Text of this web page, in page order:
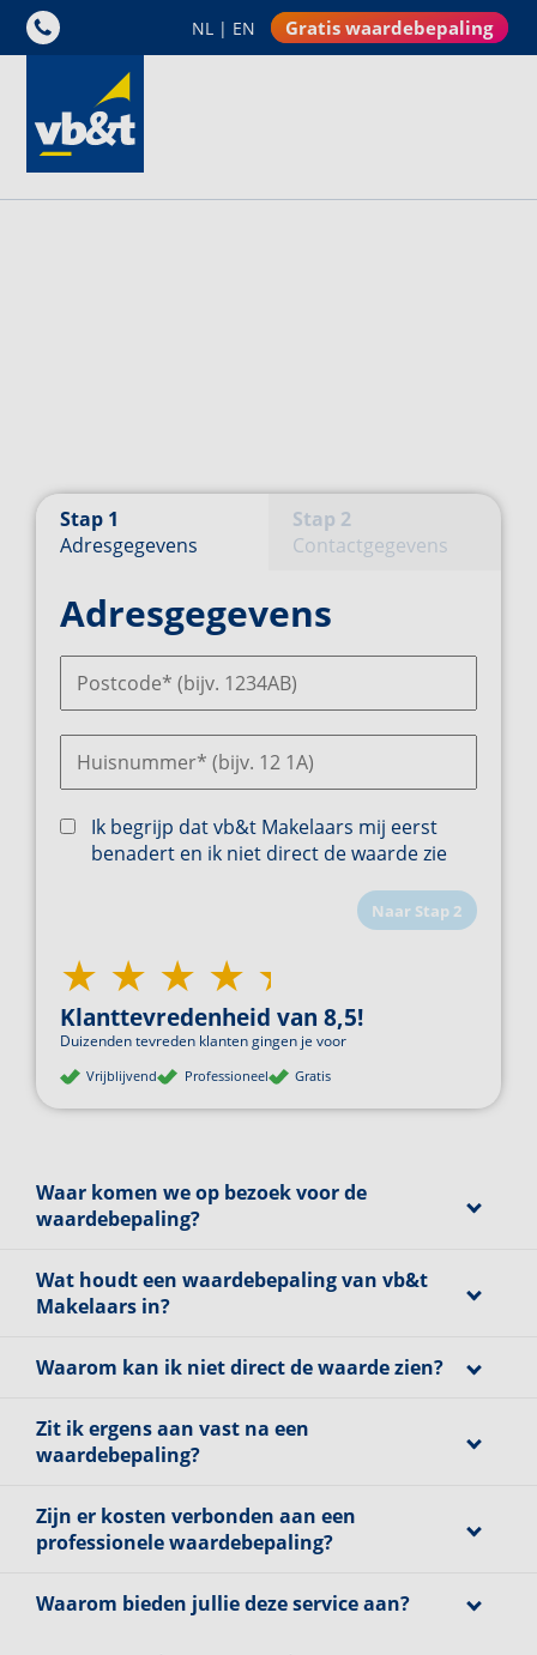
NL | EN Gratis waardebepaling
Stap 1
Adresgegevens
Stap 2
Contactgegevens
Adresgegevens
Ik begrijp dat vb&t Makelaars mij eerst
benadert en ik niet direct de waarde zie
Naar Stap 2
Klanttevredenheid van 8,5!
Duizenden tevreden klanten gingen je voor
Vrijblijvend
Professioneel Gratis
Waar komen we op bezoek voor de
waardebepaling?
Wat houdt een waardebepaling van vb&t
Makelaars in?
Waarom kan ik niet direct de waarde zien?
Zit ik ergens aan vast na een
waardebepaling?
Zijn er kosten verbonden aan een
professionele waardebepaling?
Waarom bieden jullie deze service aan?